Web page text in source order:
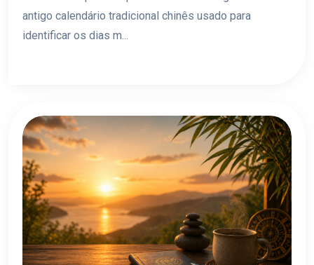
antigo calendário tradicional chinês usado para
identificar os dias m...